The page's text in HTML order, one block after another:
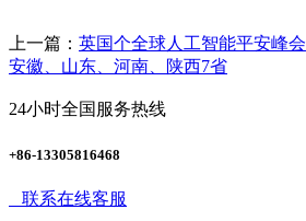
上一篇： 英国个全球人工智能平安峰会
安徽、山东、河南、陕西7省
24小时全国服务热线
+86-13305816468
联系在线客服